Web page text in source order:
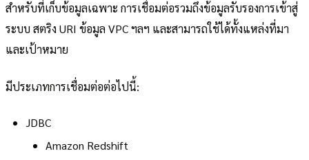
สำหรับที่เก็บข้อมูลเฉพาะ การเชื่อมต่อรวมถึงข้อมูลรับรองการเข้าสู่
ระบบ สตริง URI ข้อมูล VPC ฯลฯ และสามารถใช้ได้ทั้งแหล่งที่มา
และเป้าหมาย
มีประเภทการเชื่อมต่อต่อไปนี้:
JDBC
Amazon Redshift